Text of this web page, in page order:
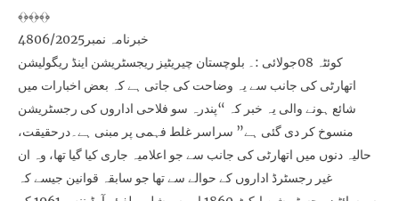
﴾﴿﴾﴿﴾﴿
خبرنامہ نمبر4806/2025
کوئٹہ 08جولائی :۔ بلوچستان چیریٹیز ریجسٹریشن اینڈ ریگولیشن
اتھارٹی کی جانب سے یہ وضاحت کی جاتی ہے کہ بعض اخبارات میں
شائع ہونے والی یہ خبر کہ “پندرہ سو فلاحی اداروں کی رجسٹریشن
منسوخ کر دی گئی ہے” سراسر غلط فہمی پر مبنی ہے۔درحقیقت،
حالیہ دنوں میں اتھارٹی کی جانب سے جو اعلامیہ جاری کیا گیا تھا، وہ ان
غیر رجسٹرڈ اداروں کے حوالے سے تھا جو سابقہ قوانین جیسے کہ